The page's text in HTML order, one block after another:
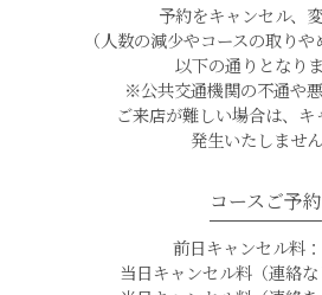
予約をキャンセル、
（人数の減少やコースの取りや
以下の通りとなりま
※公共交通機関の不通や
ご来店が難しい場合は、キ
発生いたしません
コースご予約
前日キャンセル料
当日キャンセル料（連絡